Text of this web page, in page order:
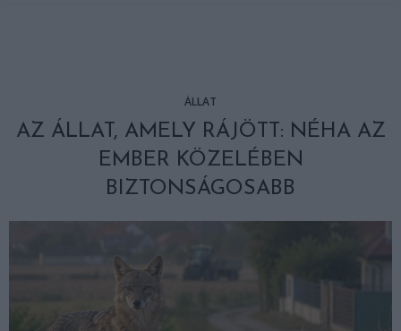
ÁLLAT
AZ ÁLLAT, AMELY RÁJÖTT: NÉHA AZ
EMBER KÖZELÉBEN
BIZTONSÁGOSABB